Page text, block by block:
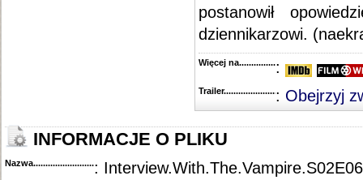
postanowił
dziennikarzowi.
Więcej na........................................
:
Trailer...........................................
: Obejrzyj
INFORMACJE O PLIKU
Nazwa.............................................
: